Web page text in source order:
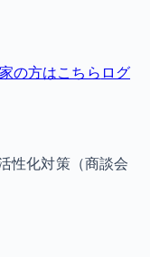
の方はこちら ログ
性化対策（商談会